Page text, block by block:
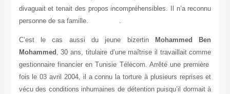
divaguait et tenait des propos incompréhensibles. Il n’a reconnu
personne de sa famille. .
C’est le cas aussi du jeune bizertin
Mohammed Ben
Mohammed , 30 ans, titulaire d’une maîtrise il travaillait comme
gestionnaire financier en Tunisie Télécom. Arrêté une première
fois le 03 avril 2004, il a connu la torture à plusieurs reprises et
vécu des conditions inhumaines de détention puisqu’il dormait à